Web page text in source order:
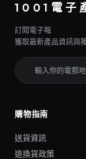
1001電子
訂閱電子報
獲取最新產品資訊與
購物指南
送貨資訊
退換貨政策